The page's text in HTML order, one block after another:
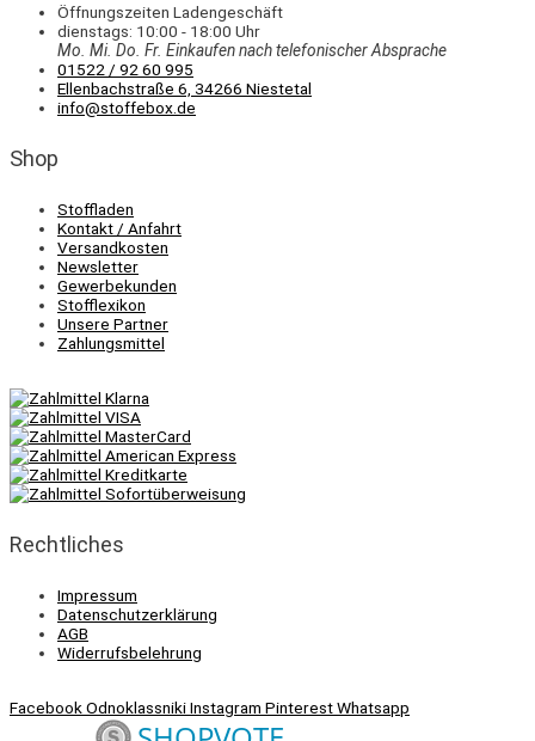
Öffnungszeiten Ladengeschäft
dienstags: 10:00 - 18:00 Uhr
Mo. Mi. Do. Fr. Einkaufennach telefonischer Absprache
01522 / 92 60 995
Ellenbachstraße 6, 34266 Niestetal
info@stoffebox.de
Shop
Stoffladen
Kontakt / Anfahrt
Versandkosten
Newsletter
Gewerbekunden
Stofflexikon
Unsere Partner
Zahlungsmittel
Rechtliches
Impressum
Datenschutzerklärung
AGB
Widerrufsbelehrung
FacebookOdnoklassnikiInstagram PinterestWhatsapp